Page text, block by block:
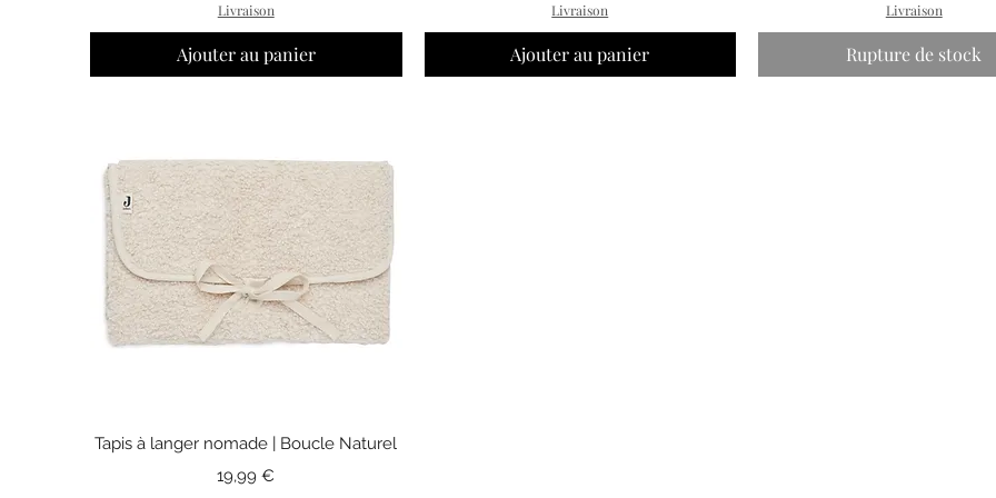
Livraison
Ajouter au panier
Livraison
Ajouter au panier
Livraison
Rupture de stock
Aperçu rapide
Tapis à langer nomade | Boucle Naturel
Prix
19,99 €